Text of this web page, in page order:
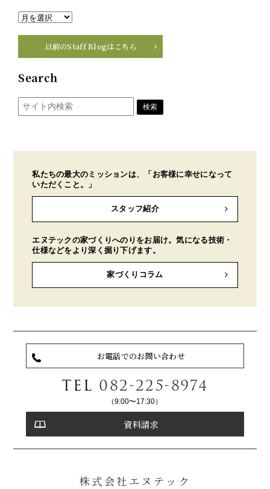
以前のStaff Blogはこちら
Search
私たちの最大のミッションは、「お客様に幸せになって
いただくこと。」
スタッフ紹介
エヌテックの家づくりへのりをお届け。気になる技術・
仕様などをより深く掘り下げます。
家づくりコラム
お電話でのお問い合わせ
TEL 082-225-8974
（9:00〜17:30）
資料請求
株式会社エヌテック